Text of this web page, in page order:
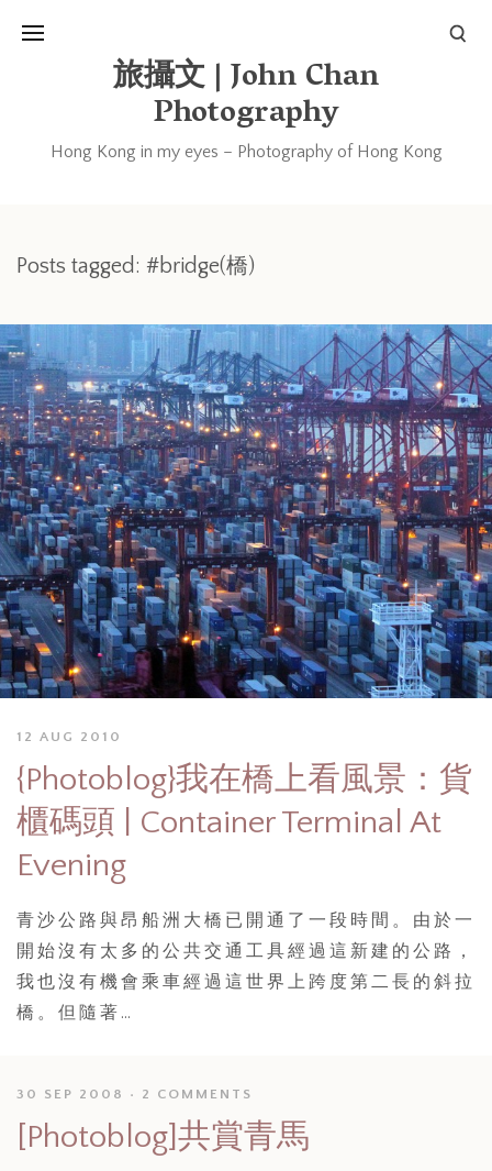
旅攝文 | John Chan
Photography
Hong Kong in my eyes – Photography of Hong Kong
Posts tagged: #bridge(橋)
12 AUG 2010
{Photoblog}我在橋上看風景：貨
櫃碼頭 | Container Terminal At
Evening
青沙公路與昂船洲大橋已開通了一段時間。由於一
開始沒有太多的公共交通工具經過這新建的公路，
我也沒有機會乘車經過這世界上跨度第二長的斜拉
橋。但隨著…
30 SEP 2008 2 COMMENTS
[Photoblog]共賞青馬